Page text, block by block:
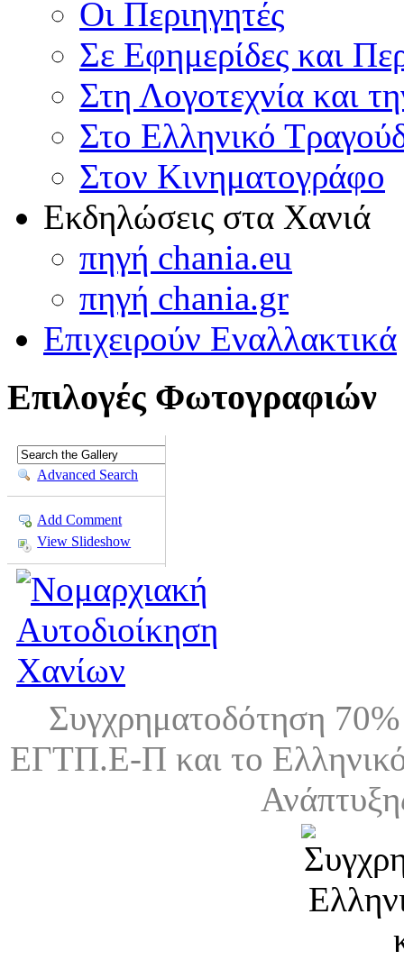
Οι Περιηγητές
Σε Εφημερίδες και
Στη Λογοτεχνία και
Στο Ελληνικό
Στον Κινηματογράφο
Εκδηλώσεις στα Χανιά
πηγή chania.eu
πηγή chania.gr
Επιχειρούν Εναλλακτικά
Επιλογές Φωτογραφιών
Advanced Search
Add Comment
View Slideshow
Συγχρηματοδότηση
ΕΓΤΠ.Ε-Π και το